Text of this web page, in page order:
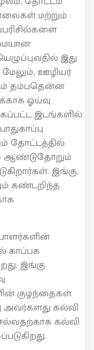
மற்றும்
இது
மேலும், ஊழியர்
தம்பதென்ன
ஓய்வு
இடங்களில்
தோட்டத்தில்
ஆண்டுதோறும்
இங்கு,
கண்டறிந்த
காப்பக
இங்கு
குழந்தைகள்
கல்வி
கல்வி